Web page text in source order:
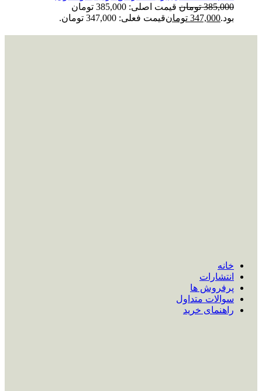
385,000 تومان
قیمت اصلی: 385,000 تومان
بود.347,000 تومانقیمت فعلی: 347,000 تومان.
خانه
انتشارات
پرفروش ها
سوالات متداول
راهنمای خرید